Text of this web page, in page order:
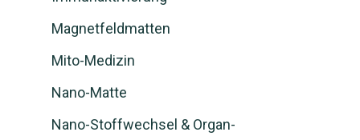
Magnetfeldmatten
Mito-Medizin
Nano-Matte
Nano-Stoffwechsel & Organ-